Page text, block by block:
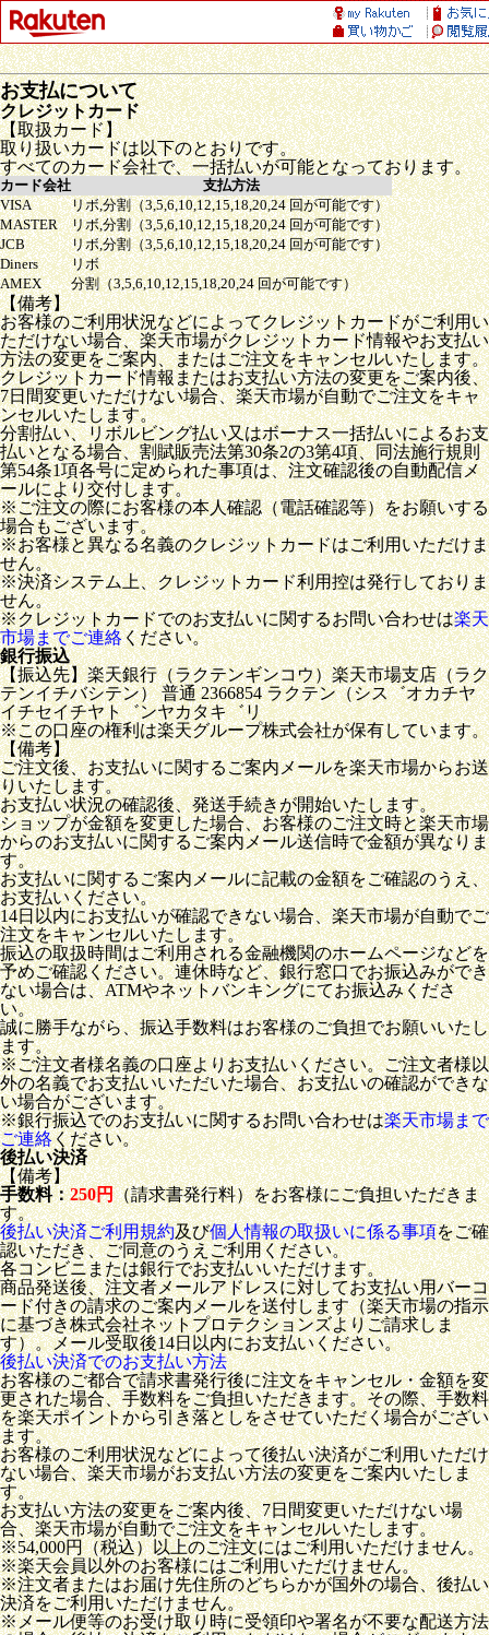
お支払について
クレジットカード
【取扱カード】
取り扱いカードは以下のとおりです。
すべてのカード会社で、一括払いが可能となっております。
カード会社
支払方法
VISA
リボ,分割（3,5,6,10,12,15,18,20,24 回が可能です）
MASTER
リボ,分割（3,5,6,10,12,15,18,20,24 回が可能です）
JCB
リボ,分割（3,5,6,10,12,15,18,20,24 回が可能です）
Diners
リボ
AMEX
分割（3,5,6,10,12,15,18,20,24 回が可能です）
【備考】
お客様のご利用状況などによってクレジットカードがご利用い
ただけない場合、楽天市場がクレジットカード情報やお支払い
方法の変更をご案内、またはご注文をキャンセルいたします。
クレジットカード情報またはお支払い方法の変更をご案内後、
7日間変更いただけない場合、楽天市場が自動でご注文をキャ
ンセルいたします。
分割払い、リボルビング払い又はボーナス一括払いによるお支
払いとなる場合、割賦販売法第30条2の3第4項、同法施行規則
第54条1項各号に定められた事項は、注文確認後の自動配信メ
ールにより交付します。
※ご注文の際にお客様の本人確認（電話確認等）をお願いする
場合もございます。
※お客様と異なる名義のクレジットカードはご利用いただけま
せん。
※決済システム上、クレジットカード利用控は発行しておりま
せん。
※クレジットカードでのお支払いに関するお問い合わせは楽天
市場までご連絡ください。
銀行振込
【振込先】楽天銀行（ラクテンギンコウ）楽天市場支店（ラク
テンイチバシテン） 普通 2366854 ラクテン（シス゛オカチヤ
イチセイチヤト゛ンヤカタキ゛リ
※この口座の権利は楽天グループ株式会社が保有しています。
【備考】
ご注文後、お支払いに関するご案内メールを楽天市場からお送
りいたします。
お支払い状況の確認後、発送手続きが開始いたします。
ショップが金額を変更した場合、お客様のご注文時と楽天市場
からのお支払いに関するご案内メール送信時で金額が異なりま
す。
お支払いに関するご案内メールに記載の金額をご確認のうえ、
お支払いください。
14日以内にお支払いが確認できない場合、楽天市場が自動でご
注文をキャンセルいたします。
振込の取扱時間はご利用される金融機関のホームページなどを
予めご確認ください。連休時など、銀行窓口でお振込みができ
ない場合は、ATMやネットバンキングにてお振込みくださ
い。
誠に勝手ながら、振込手数料はお客様のご負担でお願いいたし
ます。
※ご注文者様名義の口座よりお支払いください。ご注文者様以
外の名義でお支払いいただいた場合、お支払いの確認ができな
い場合がございます。
※銀行振込でのお支払いに関するお問い合わせは楽天市場まで
ご連絡ください。
後払い決済
【備考】
手数料：250円（請求書発行料）をお客様にご負担いただきま
す。
後払い決済ご利用規約及び個人情報の取扱いに係る事項をご確
認いただき、ご同意のうえご利用ください。
各コンビニまたは銀行でお支払いいただけます。
商品発送後、注文者メールアドレスに対してお支払い用バーコ
ード付きの請求のご案内メールを送付します（楽天市場の指示
に基づき株式会社ネットプロテクションズよりご請求しま
す）。メール受取後14日以内にお支払いください。
後払い決済でのお支払い方法
お客様のご都合で請求書発行後に注文をキャンセル・金額を変
更された場合、手数料をご負担いただきます。その際、手数料
を楽天ポイントから引き落としをさせていただく場合がござい
ます。
お客様のご利用状況などによって後払い決済がご利用いただけ
ない場合、楽天市場がお支払い方法の変更をご案内いたしま
す。
お支払い方法の変更をご案内後、7日間変更いただけない場
合、楽天市場が自動でご注文をキャンセルいたします。
※54,000円（税込）以上のご注文にはご利用いただけません。
※楽天会員以外のお客様にはご利用いただけません。
※注文者またはお届け先住所のどちらかが国外の場合、後払い
決済をご利用いただけません。
※メール便等のお受け取り時に受領印や署名が不要な配送方法